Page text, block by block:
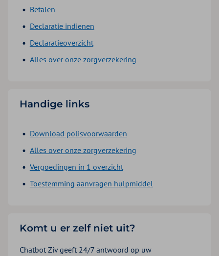
Betalen
Declaratie indienen
Declaratieoverzicht
Alles over onze zorgverzekering
Handige links
Download polisvoorwaarden
Alles over onze zorgverzekering
Vergoedingen in 1 overzicht
Toestemming aanvragen hulpmiddel
Komt u er zelf niet uit?
Chatbot Ziv geeft 24/7 antwoord op uw